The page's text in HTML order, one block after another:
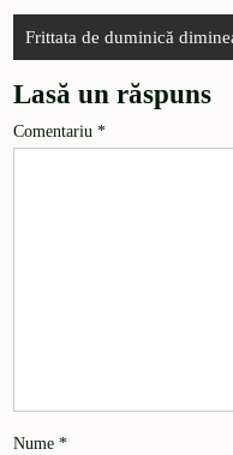
Frittata de duminică
Lasă un răspuns
Comentariu*
Nume*